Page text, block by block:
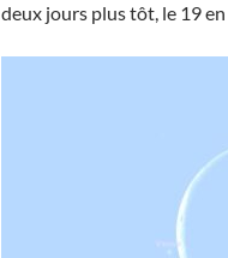
deux jours plus tôt, le 19